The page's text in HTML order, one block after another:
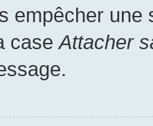
empêcher une
caseAttacher